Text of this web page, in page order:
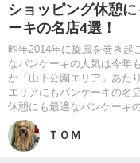
ショッピング休憩
ーキの名店4選！
昨年2014年に旋風を巻き起
なパンケーキの人気は今年
か「山下公園エリア」あた
エリアにもパンケーキの名
休憩にも最適なパンケーキ
ＴＯＭ